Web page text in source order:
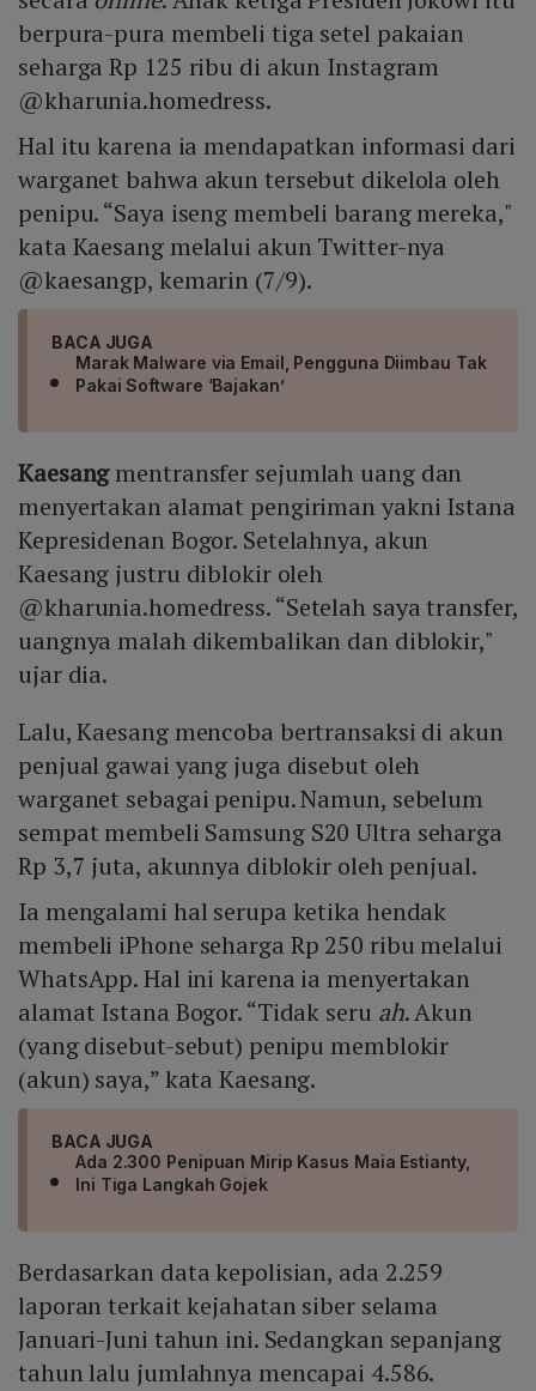
berpura-pura membeli tiga setel pakaian
seharga Rp 125 ribu di akun Instagram
@kharunia.homedress.
Hal itu karena ia mendapatkan informasi dari
warganet bahwa akun tersebut dikelola oleh
penipu. “Saya iseng membeli barang mereka,"
kata Kaesang melalui akun Twitter-nya
@kaesangp, kemarin (7/9).
BACA JUGA
Marak Malware via Email, Pengguna Diimbau Tak
Pakai Software ‘Bajakan’
Kaesangmentransfer sejumlah uang dan
menyertakan alamat pengiriman yakni Istana
Kepresidenan Bogor. Setelahnya, akun
Kaesang justru diblokir oleh
@kharunia.homedress. “Setelah saya transfer,
uangnya malah dikembalikan dan diblokir,"
ujar dia.
Lalu, Kaesang mencoba bertransaksi di akun
penjual gawai yang juga disebut oleh
warganet sebagai penipu. Namun, sebelum
sempat membeli Samsung S20 Ultra seharga
Rp 3,7 juta, akunnya diblokir oleh penjual.
Ia mengalami hal serupa ketika hendak
membeli iPhone seharga Rp 250 ribu melalui
WhatsApp. Hal ini karena ia menyertakan
alamat Istana Bogor. “Tidak seru ah. Akun
(yang disebut-sebut) penipu memblokir
(akun) saya,” kata Kaesang.
BACA JUGA
Ada 2.300 Penipuan Mirip Kasus Maia Estianty,
Ini Tiga Langkah Gojek
Berdasarkan data kepolisian, ada 2.259
laporan terkait kejahatan siber selama
Januari-Juni tahun ini. Sedangkan sepanjang
tahun lalu jumlahnya mencapai 4.586.